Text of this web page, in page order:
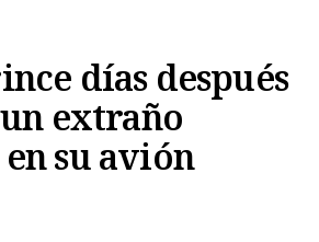
días después
extraño
su avión